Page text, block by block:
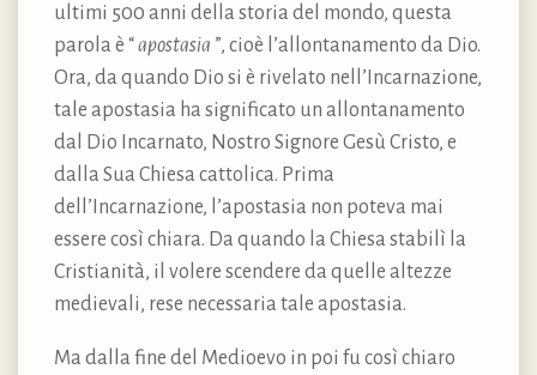
ultimi 500 anni della storia del mondo, questa
parola è “apostasia ”, cioè l’allontanamento da Dio.
Ora, da quando Dio si è rivelato nell’Incarnazione,
tale apostasia ha significato un allontanamento
dal Dio Incarnato, Nostro Signore Gesù Cristo, e
dalla Sua Chiesa cattolica. Prima
dell’Incarnazione, l’apostasia non poteva mai
essere così chiara. Da quando la Chiesa stabilì la
Cristianità, il volere scendere da quelle altezze
medievali, rese necessaria tale apostasia.
Ma dalla fine del Medioevo in poi fu così chiaro